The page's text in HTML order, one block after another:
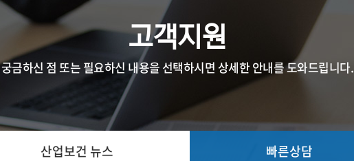
고객지원
궁금하신 점 또는 필요하신 내용을 선택하시면 상세한 안내를 도와드립니다.
산업보건 뉴스 빠른상담